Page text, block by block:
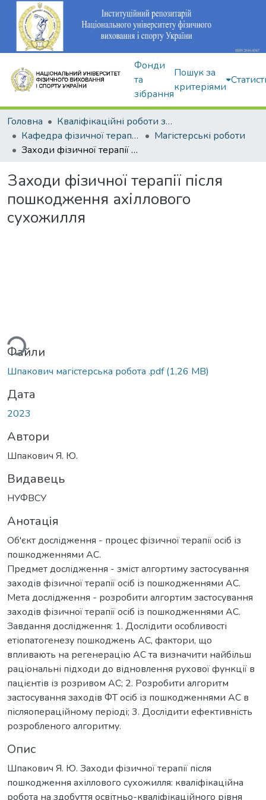
Фонди
та
зібрання
Пошук за
критеріями
Головна
Кваліфікаційні роботи здобувачів вищої освіти
Кафедра фізичної терапії та ерготерапії
Магістерські роботи
Заходи фізичної терапії після пошкодження ахіллового сухожилля
Заходи фізичної терапії після
пошкодження ахіллового
сухожилля
Файли
Шпакович магістерська робота .pdf(1,26 MB)
Дата
2023
Автори
Шпакович Я. Ю.
Видавець
НУФВСУ
Анотація
Об'єкт дослідження - процес фізичної терапії осіб із
пошкодженнями АС.
Предмет дослідження - зміст алгортиму застосування
заходів фізичної терапії осіб із пошкодженнями АС.
Мета дослідження - розробити алгортим застосування
заходів фізичної терапії осіб із пошкодженнями АС.
Завдання дослідження: 1. Дослідити особливості
етіопатогенезу пошкоджень АС, фактори, що
впливають на регенерацію АС та визначити найбільш
раціональні підходи до відновлення рухової функції в
пацієнтів із розривом АС; 2. Розробити алгоритм
застосування заходів ФТ осіб із пошкодженнями АС в
післяопераційному періоді; 3. Дослідити ефективність
розробленого алгоритму.
Опис
Шпакович Я. Ю. Заходи фізичної терапії після
пошкодження ахіллового сухожилля: кваліфікаційна
робота на здобуття освітньо-кваліфікаційного рівня